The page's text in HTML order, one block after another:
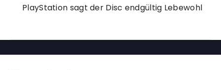
PlayStation sagt der Disc endgültig Lebewohl